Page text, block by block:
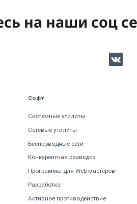
на наши соц
Софт
Системные утилиты
Сетевые утилиты
Беспроводные сети
Конкурентная разведка
Программы для Web мастеров
Разработка
Активное противодействие